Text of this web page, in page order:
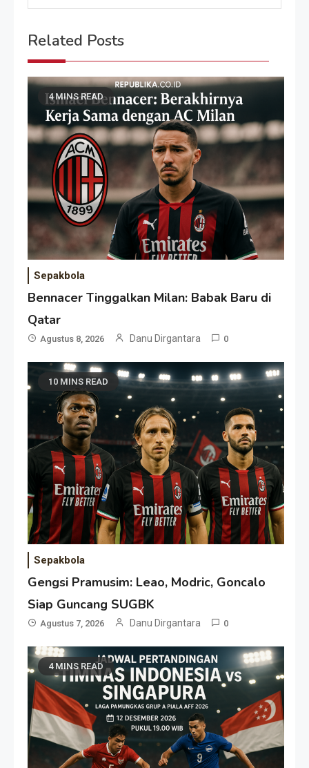
Related Posts
4 MINS READ
Sepakbola
Bennacer Tinggalkan Milan: Babak Baru di
Qatar
Agustus 8, 2026 Danu Dirgantara 0
10 MINS READ
Sepakbola
Gengsi Pramusim: Leao, Modric, Goncalo
Siap Guncang SUGBK
Agustus 7, 2026 Danu Dirgantara 0
4 MINS READ